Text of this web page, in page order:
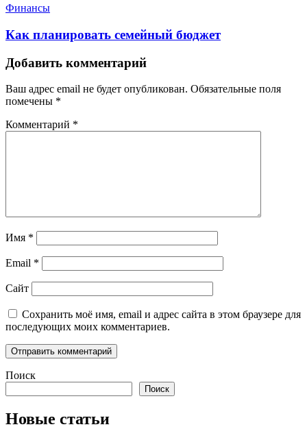
Финансы
Как планировать семейный бюджет
Добавить комментарий
Ваш адрес email не будет опубликован. Обязательные поля
помечены *
Комментарий *
Имя *
Email *
Сайт
Сохранить моё имя, email и адрес сайта в этом браузере для
последующих моих комментариев.
Поиск
Поиск
Новые статьи